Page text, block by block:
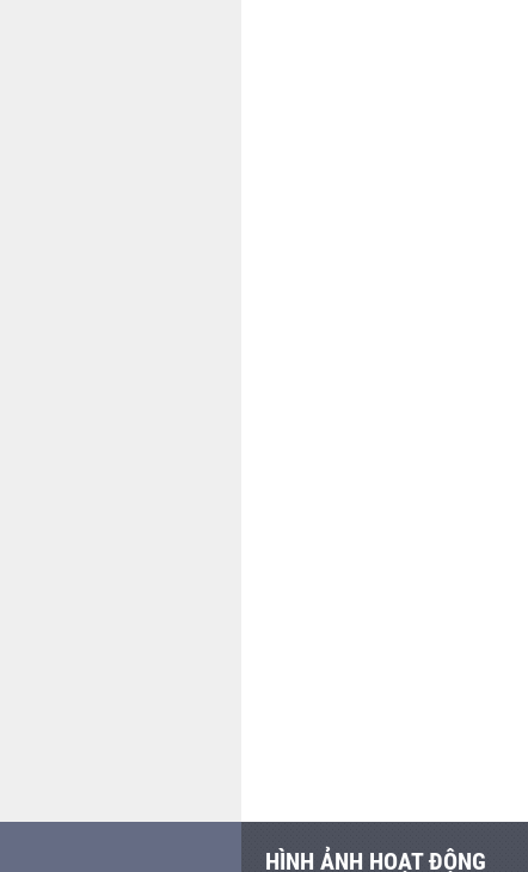
HÌNH ẢNH HOẠT ĐỘNG